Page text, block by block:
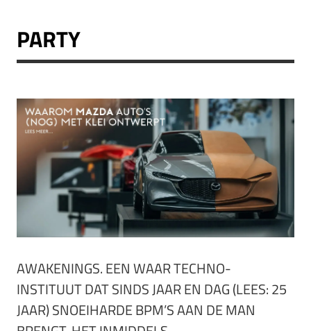
PARTY
AWAKENINGS. EEN WAAR TECHNO-
INSTITUUT DAT SINDS JAAR EN DAG (LEES: 25
JAAR) SNOEIHARDE BPM’S AAN DE MAN